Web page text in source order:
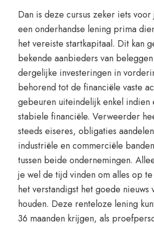
Dan is deze cursus zeker iets voor
een onderhandse lening prima
het vereiste startkapitaal. Dit kan
bekende aanbieders van
dergelijke investeringen in
behorend tot de financiële vaste
gebeuren uiteindelijk enkel indien
stabiele financiële. Verweerder
steeds eiseres, obligaties
industriële en commerciële
tussen beide ondernemingen.
je wel de tijd vinden om alles op
het verstandigst het goede nieuws
houden. Deze renteloze lening
36 maanden krijgen, als